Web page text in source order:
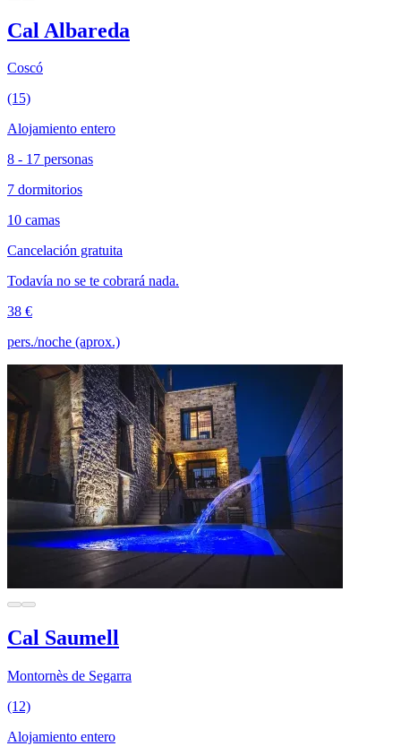
Cal Albareda
Coscó
(15)
Alojamiento entero
8 - 17 personas
7 dormitorios
10 camas
Cancelación gratuita
Todavía no se te cobrará nada.
38 €
pers./noche (aprox.)
Cal Saumell
Montornès de Segarra
(12)
Alojamiento entero